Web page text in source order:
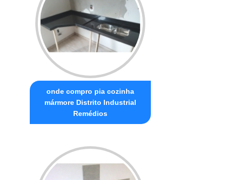
onde compro pia cozinha
mármore Distrito Industrial
Remédios